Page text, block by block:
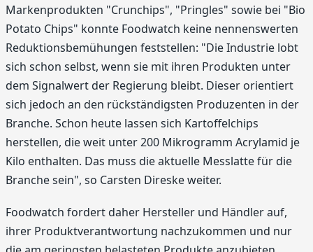
Markenprodukten "Crunchips", "Pringles" sowie bei "Bio
Potato Chips" konnte Foodwatch keine nennenswerten
Reduktionsbemühungen feststellen: "Die Industrie lobt
sich schon selbst, wenn sie mit ihren Produkten unter
dem Signalwert der Regierung bleibt. Dieser orientiert
sich jedoch an den rückständigsten Produzenten in der
Branche. Schon heute lassen sich Kartoffelchips
herstellen, die weit unter 200 Mikrogramm Acrylamid je
Kilo enthalten. Das muss die aktuelle Messlatte für die
Branche sein", so Carsten Direske weiter.
Foodwatch fordert daher Hersteller und Händler auf,
ihrer Produktverantwortung nachzukommen und nur